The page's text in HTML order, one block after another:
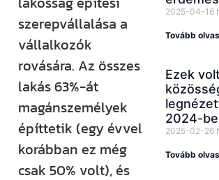
szerepvállalása a
vállalkozók
rovására. Az összes
lakás 63%-át
magánszemélyek
építtetik (egy évvel
korábban ez még
csak 50% volt), és
2025-04-16
Tovább
Ezek
2024-
2025-02-26
Tovább